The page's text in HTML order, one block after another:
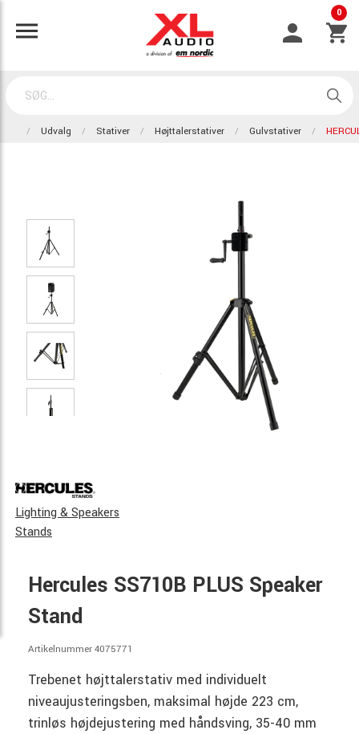
0
Udvalg Stativer Højttalerstativer Gulvstativer
Lighting & Speakers
Stands
Hercules SS710B PLUS Speaker
Stand
Artikelnummer 4075771
Trebenet højttalerstativ med individuelt
niveaujusteringsben, maksimal højde 223 cm,
trinløs højdejustering med håndsving, 35-40 mm